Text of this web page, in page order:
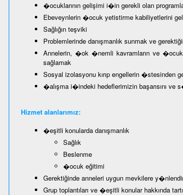
�ocuklarının gelişimi i�in gerekli olan
Ebeveynlerin �ocuk yetistirme kabiliyetlerini
Sağlığın teşviki
Problemlerinde danışmanlık sunmak ve
Annelerin, �ok �nemli kavramların ve
sağlamak
Sosyal izolasyonu kırıp engellerin �stesinden
�alışma i�indeki hedeflerimizin başarısını ve
Hizmet alanlarımız:
�eşitli konularda danışmanlık
Sağlık
Beslenme
�ocuk eğitimi
Gerektiğinde anneleri uygun mevkilere
Grup toplantıları ve �eşitli konular hakkında